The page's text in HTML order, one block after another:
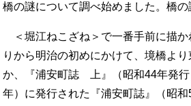
橋の謎について調べ始めました。橋
＜堀江ねこざね＞で一番手前に描
りから明治の初めにかけて、境橋よ
か、『浦安町誌 上』（昭和44年発
年）に発行された『浦安町誌』（昭